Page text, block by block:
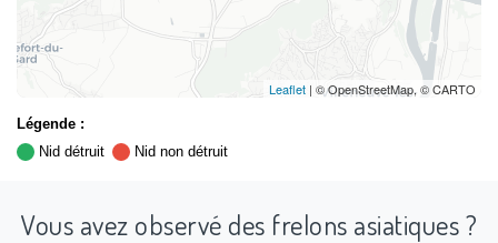
Leaflet | © OpenStreetMap, © CARTO
Légende :
Nid détruit
Nid non détruit
Vous avez observé des frelons asiatiques ?